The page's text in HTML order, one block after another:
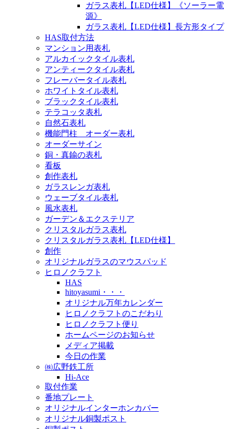
ガラス表札【LED仕様】《ソーラー電
源》
ガラス表札【LED仕様】長方形タイプ
HAS取付方法
マンション用表札
アルカイックタイル表札
アンティークタイル表札
フレーバータイル表札
ホワイトタイル表札
ブラックタイル表札
テラコッタ表札
自然石表札
機能門柱 オーダー表札
オーダーサイン
銅・真鍮の表札
看板
創作表札
ガラスレンガ表札
ウェーブタイル表札
風水表札
ガーデン＆エクステリア
クリスタルガラス表札
クリスタルガラス表札【LED仕様】
創作
オリジナルガラスのマウスパッド
ヒロノクラフト
HAS
hitoyasumi・・・
オリジナル万年カレンダー
ヒロノクラフトのこだわり
ヒロノクラフト便り
ホームページのお知らせ
メディア掲載
今日の作業
㈱広野鉄工所
Hi-Ace
取付作業
番地プレート
オリジナルインターホンカバー
オリジナル銅製ポスト